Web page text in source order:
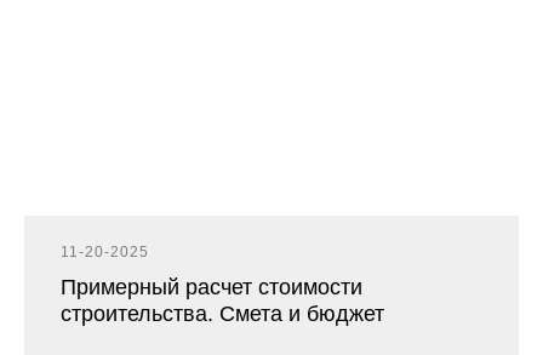
11-20-2025
Примерный расчет стоимости
строительства. Смета и бюджет